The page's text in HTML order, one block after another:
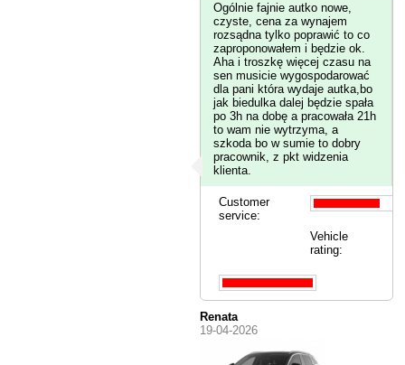
Ogólnie fajnie autko nowe,
czyste, cena za wynajem
rozsądna tylko poprawić to co
zaproponowałem i będzie ok.
Aha i troszkę więcej czasu na
sen musicie wygospodarować
dla pani która wydaje autka,bo
jak biedulka dalej będzie spała
po 3h na dobę a pracowała 21h
to wam nie wytrzyma, a
szkoda bo w sumie to dobry
pracownik, z pkt widzenia
klienta.
Customer
service:
Vehicle
rating:
Renata
19-04-2026